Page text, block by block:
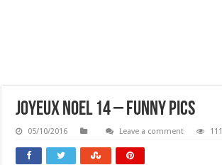
Joyeux Noel 14 – Funny Pics
05/10/2016 Leave a comment